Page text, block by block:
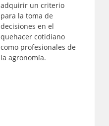
adquirir un criterio
para la toma de
decisiones en el
quehacer cotidiano
como profesionales de
la agronomía.